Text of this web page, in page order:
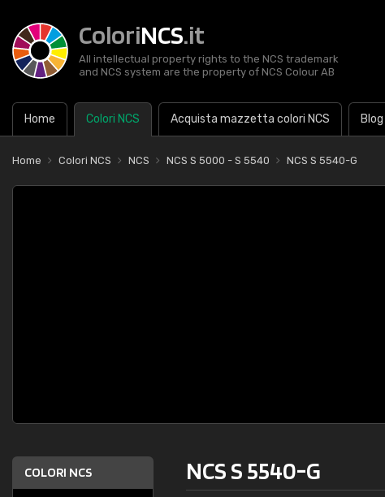
ColoriNCS.it
All intellectual property rights to the NCS trademark
and NCS system are the property of NCS Colour AB
Home Colori NCS Acquista mazzetta colori NCS Blog
Home Colori NCS NCS NCS S 5000 - S 5540 NCS S 5540-G
COLORI NCS NCS S 5540-G